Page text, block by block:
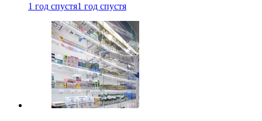
1 год спустя1 год спустя